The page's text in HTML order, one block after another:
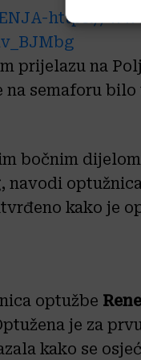
https://
prijelazu na
semaforu
bočnim
navodi
kako je
optužbe
je za
kako se